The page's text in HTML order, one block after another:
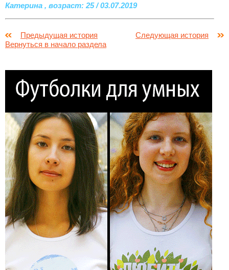
Катерина , возраст: 25 / 03.07.2019
Предыдущая история
Следующая история
Вернуться в начало раздела